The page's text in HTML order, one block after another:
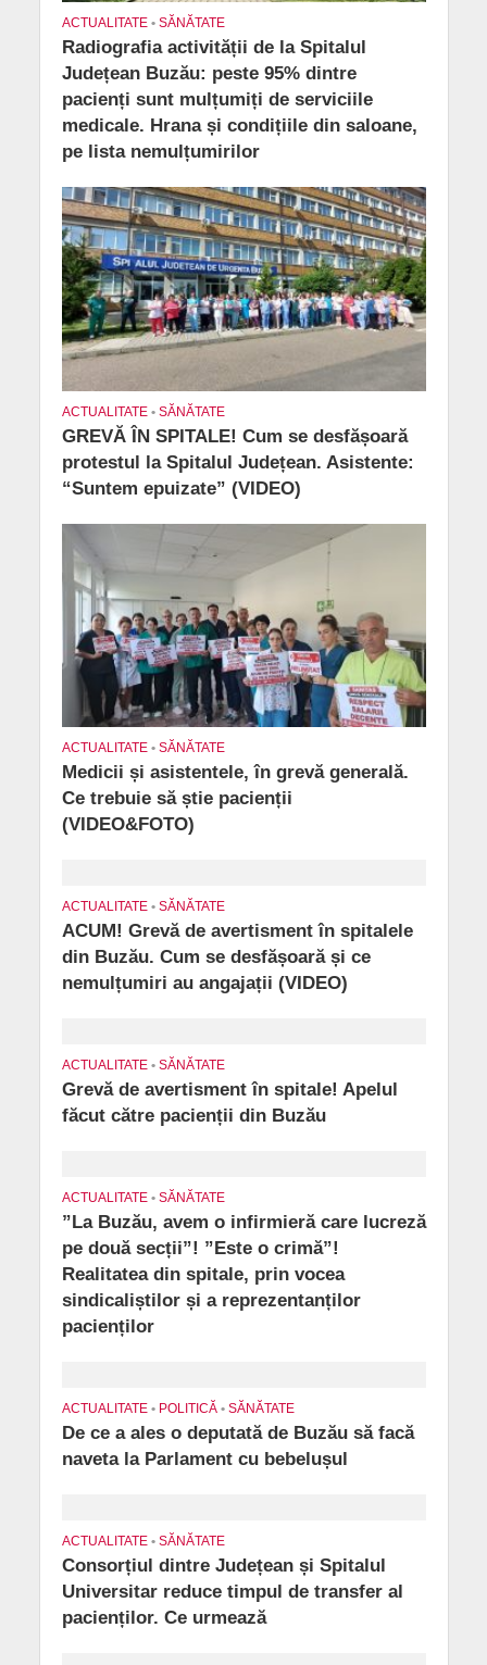
ACTUALITATE • SĂNĂTATE
Radiografia activității de la Spitalul
Județean Buzău: peste 95% dintre
pacienți sunt mulțumiți de serviciile
medicale. Hrana și condițiile din saloane,
pe lista nemulțumirilor
ACTUALITATE • SĂNĂTATE
GREVĂ ÎN SPITALE! Cum se desfășoară
protestul la Spitalul Județean. Asistente:
“Suntem epuizate” (VIDEO)
ACTUALITATE • SĂNĂTATE
Medicii și asistentele, în grevă generală.
Ce trebuie să știe pacienții
(VIDEO&FOTO)
ACTUALITATE • SĂNĂTATE
ACUM! Grevă de avertisment în spitalele
din Buzău. Cum se desfășoară și ce
nemulțumiri au angajații (VIDEO)
ACTUALITATE • SĂNĂTATE
Grevă de avertisment în spitale! Apelul
făcut către pacienții din Buzău
ACTUALITATE • SĂNĂTATE
”La Buzău, avem o infirmieră care lucreză
pe două secții”! ”Este o crimă”!
Realitatea din spitale, prin vocea
sindicaliștilor și a reprezentanților
pacienților
ACTUALITATE • POLITICĂ • SĂNĂTATE
De ce a ales o deputată de Buzău să facă
naveta la Parlament cu bebelușul
ACTUALITATE • SĂNĂTATE
Consorțiul dintre Județean și Spitalul
Universitar reduce timpul de transfer al
pacienților. Ce urmează